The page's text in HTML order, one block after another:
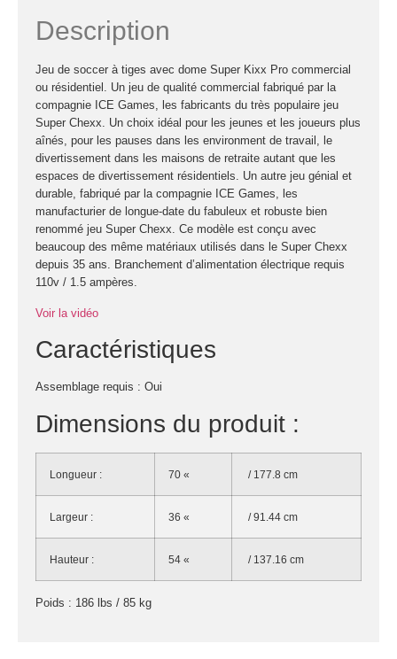
Description
Jeu de soccer à tiges avec dome Super Kixx Pro commercial
ou résidentiel. Un jeu de qualité commercial fabriqué par la
compagnie ICE Games, les fabricants du très populaire jeu
Super Chexx. Un choix idéal pour les jeunes et les joueurs plus
aînés, pour les pauses dans les environment de travail, le
divertissement dans les maisons de retraite autant que les
espaces de divertissement résidentiels. Un autre jeu génial et
durable, fabriqué par la compagnie ICE Games, les
manufacturier de longue-date du fabuleux et robuste bien
renommé jeu Super Chexx. Ce modèle est conçu avec
beaucoup des même matériaux utilisés dans le Super Chexx
depuis 35 ans. Branchement d’alimentation électrique requis
110v / 1.5 ampères.
Voir la vidéo
Caractéristiques
Assemblage requis : Oui
Dimensions du produit :
Longueur : 70 « / 177.8 cm
Largeur : 36 « / 91.44 cm
Hauteur : 54 « / 137.16 cm
Poids : 186 lbs / 85 kg